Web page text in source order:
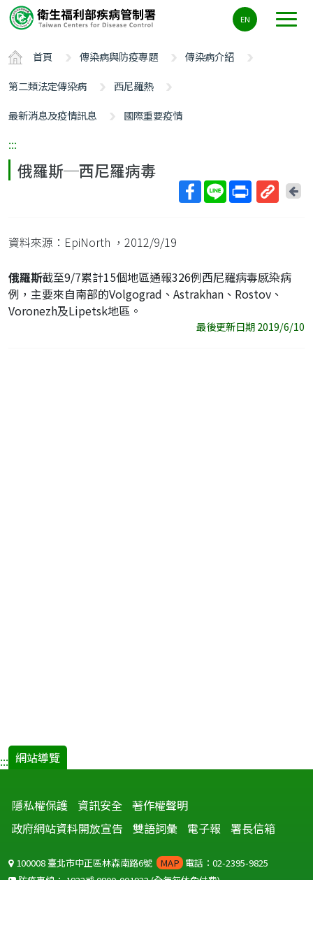
要
容
ALT+C
EN
首頁 傳染病與防疫專題
傳染病介紹
第二類法定傳染病
西尼羅熱
最新消息及疫情訊息
國際重要疫情
:::
俄羅斯─西尼羅病毒
址
回
資料來源：EpiNorth ，2012/9/19
俄羅斯截至9/7累計15個地區通報326例西尼羅病毒感染病
例，主要來自南部的Volgograd、Astrakhan、Rostov、
Voronezh及Lipetsk地區。
最後更新日期 2019/6/10
::: 網站導覽
隱私權保護 資訊安全 著作權聲明
政府網站資料開放宣告
雙語詞彙 電子報 署長信箱
100008 臺北市中正區林森南路6號 MAP 電話：02-2395-9825
防疫專線：1922或0800-001922(全年無休免付費)